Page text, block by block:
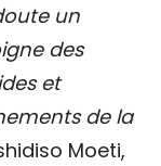
un
des
et
de la
Moeti,